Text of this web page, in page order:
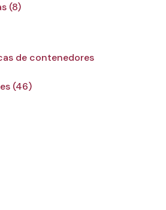
(8)
de contenedores
(46)